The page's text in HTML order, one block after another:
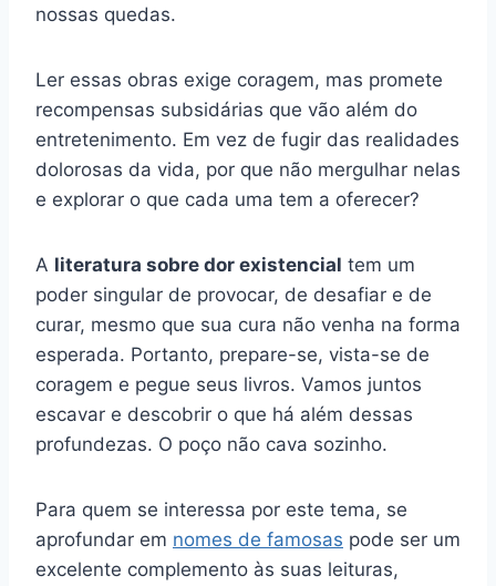
nossas quedas.
Ler essas obras exige coragem, mas promete
recompensas subsidárias que vão além do
entretenimento. Em vez de fugir das realidades
dolorosas da vida, por que não mergulhar nelas
e explorar o que cada uma tem a oferecer?
A literatura sobre dor existencial tem um
poder singular de provocar, de desafiar e de
curar, mesmo que sua cura não venha na forma
esperada. Portanto, prepare-se, vista-se de
coragem e pegue seus livros. Vamos juntos
escavar e descobrir o que há além dessas
profundezas. O poço não cava sozinho.
Para quem se interessa por este tema, se
aprofundar em nomes de famosas pode ser um
excelente complemento às suas leituras,